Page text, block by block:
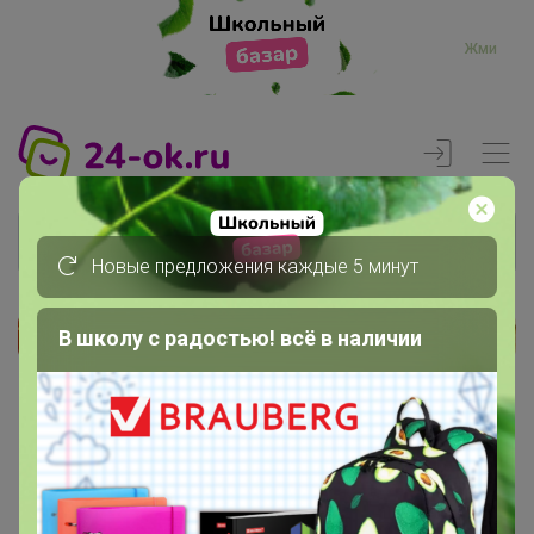
Жми
Главная
Вход
Вход
Новые предложения каждые 5 минут
В школу с радостью! всё в наличии